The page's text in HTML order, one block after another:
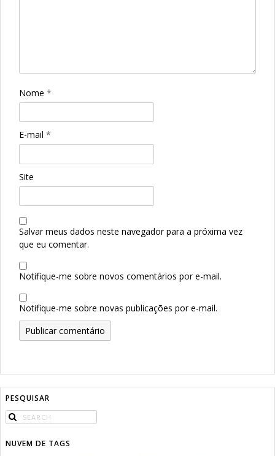
Nome *
E-mail *
Site
Salvar meus dados neste navegador para a próxima vez
que eu comentar.
Notifique-me sobre novos comentários por e-mail.
Notifique-me sobre novas publicações por e-mail.
PESQUISAR
NUVEM DE TAGS